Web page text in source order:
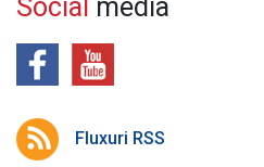
Social media
Fluxuri RSS